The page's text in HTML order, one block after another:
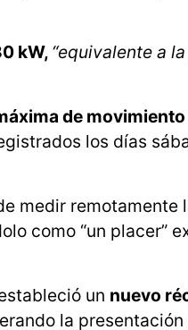
kW, “equivalente a
de movimiento
los días
medir remotamente
como “un placer”
un nuevo
la presentación